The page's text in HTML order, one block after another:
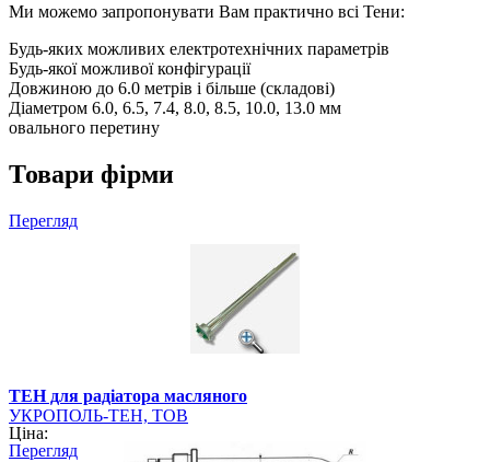
Ми можемо запропонувати Вам практично всі Тени:
Будь-яких можливих електротехнічних параметрів
Будь-якої можливої конфігурації
Довжиною до 6.0 метрів і більше (складові)
Діаметром 6.0, 6.5, 7.4, 8.0, 8.5, 10.0, 13.0 мм
овального перетину
Товари фірми
Перегляд
ТЕН для радіатора масляного
УКРОПОЛЬ-ТЕН, ТОВ
Ціна:
Перегляд